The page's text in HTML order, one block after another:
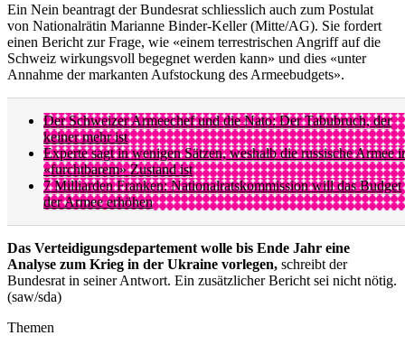
Ein Nein beantragt der Bundesrat schliesslich auch zum Postulat
von Nationalrätin Marianne Binder-Keller (Mitte/AG). Sie fordert
einen Bericht zur Frage, wie «einem terrestrischen Angriff auf die
Schweiz wirkungsvoll begegnet werden kann» und dies «unter
Annahme der markanten Aufstockung des Armeebudgets».
Der Schweizer Armeechef und die Nato: Der Tabubruch, der
keiner mehr ist
Experte sagt in wenigen Sätzen, weshalb die russische Armee
«furchtbarem» Zustand ist
7 Milliarden Franken: Nationalratskommission will das Budget
der Armee erhöhen
Das Verteidigungsdepartement wolle bis Ende Jahr eine
Analyse zum Krieg in der Ukraine vorlegen, schreibt der
Bundesrat in seiner Antwort. Ein zusätzlicher Bericht sei nicht nötig.
(saw/sda)
Themen